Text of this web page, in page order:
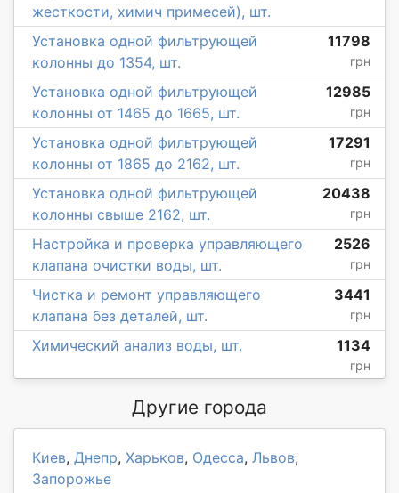
жесткости, химич примесей), шт.
Установка одной фильтрующей
колонны до 1354, шт.
11798
грн
Установка одной фильтрующей
колонны от 1465 до 1665, шт.
12985
грн
Установка одной фильтрующей
колонны от 1865 до 2162, шт.
17291
грн
Установка одной фильтрующей
колонны свыше 2162, шт.
20438
грн
Настройка и проверка управляющего
клапана очистки воды, шт.
2526
грн
Чистка и ремонт управляющего
клапана без деталей, шт.
3441
грн
Химический анализ воды, шт. 1134
грн
Другие города
Киев, Днепр, Харьков, Одесса, Львов,
Запорожье